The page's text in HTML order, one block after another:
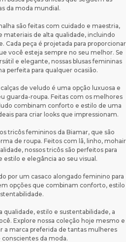
da moda mundial.
são feitas com cuidado e maestria,
materiais de alta qualidade, incluindo
Cada peça é projetada para proporcionar
você esteja sempre no seu melhor. Se
e elegante, nossas blusas femininas
perfeita para qualquer ocasião.
de veludo é uma opção luxuosa e
guarda-roupa. Feitas com os melhores
combinam conforto e estilo de uma
para criar looks que impressionam.
tricôs femininos da Biamar, que são
de roupa. Feitos com lã, linho, mohair
nossos tricôs são perfeitos para
estilo e elegância ao seu visual.
por um casaco alongado feminino para
opções que combinam conforto, estilo
qualidade, estilo e sustentabilidade, a
Explore nossa coleção hoje mesmo e
a marca preferida de tantas mulheres
da moda.